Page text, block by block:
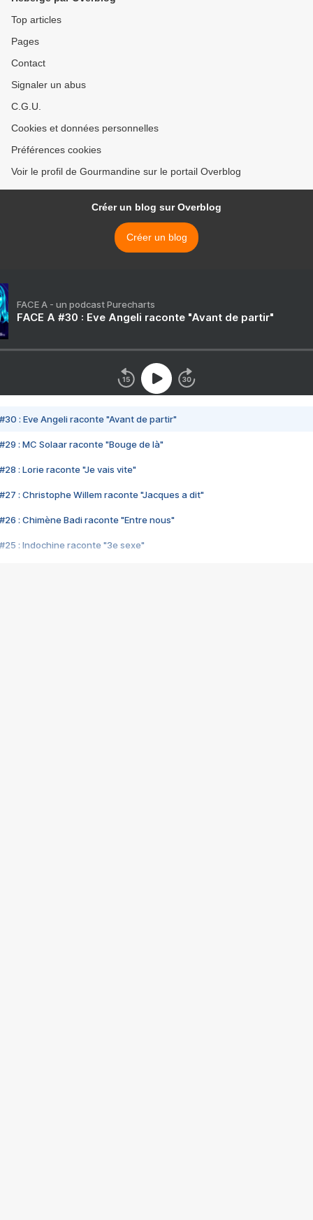
Top articles
Pages
Contact
Signaler un abus
C.G.U.
Cookies et données personnelles
Préférences cookies
Voir le profil de Gourmandine sur le portail Overblog
Créer un blog sur Overblog
Créer un blog
FACE A - un podcast Purecharts
FACE A #30 : Eve Angeli raconte "Avant de partir"
#30 : Eve Angeli raconte "Avant de partir"
#29 : MC Solaar raconte "Bouge de là"
#28 : Lorie raconte "Je vais vite"
#27 : Christophe Willem raconte "Jacques a dit"
#26 : Chimène Badi raconte "Entre nous"
#25 : Indochine raconte "3e sexe"